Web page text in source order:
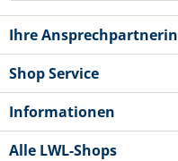
Ihre Ansprechpartnerin
Shop Service
Informationen
Alle LWL-Shops